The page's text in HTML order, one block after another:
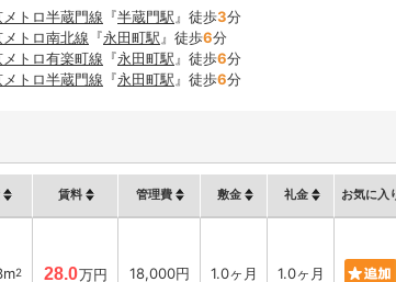
トロ半蔵門線 『半蔵門駅 』徒歩3分
トロ南北線 『永田町駅 』徒歩6分
トロ有楽町線 『永田町駅 』徒歩6分
トロ半蔵門線 『永田町駅 』徒歩6分
賃料 管理費 敷金 礼金 お気に入
2 28.0万円 18,000円 1.0ヶ月 1.0ヶ月